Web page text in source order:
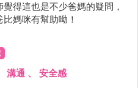
得這也是不少爸媽的疑問，
媽咪有幫助呦！
溝通 、 安全感